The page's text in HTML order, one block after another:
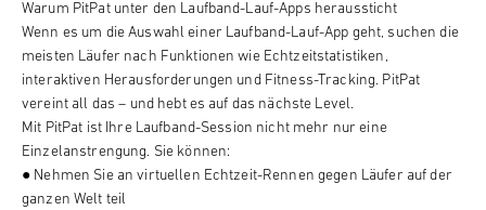
Warum PitPat unter den Laufband-Lauf-Apps heraussticht
Wenn es um die Auswahl einer Laufband-Lauf-App geht, suchen die
meisten Läufer nach Funktionen wie Echtzeitstatistiken,
interaktiven Herausforderungen und Fitness-Tracking. PitPat
vereint all das – und hebt es auf das nächste Level.
Mit PitPat ist Ihre Laufband-Session nicht mehr nur eine
Einzelanstrengung. Sie können:
● Nehmen Sie an virtuellen Echtzeit-Rennen gegen Läufer auf der
ganzen Welt teil